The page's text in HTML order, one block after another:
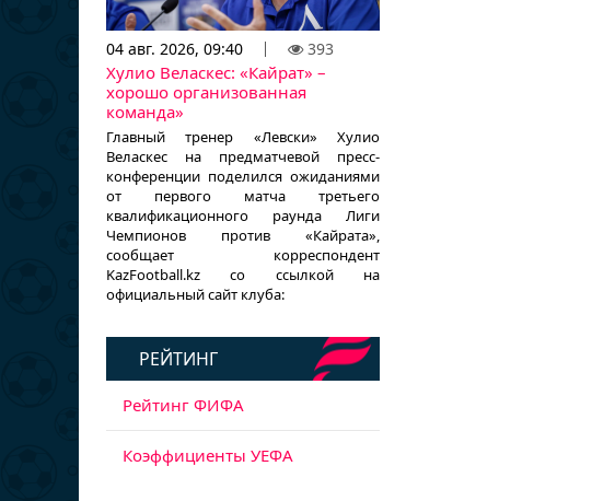
04 авг. 2026, 09:40 393
Хулио Веласкес: «Кайрат» –
хорошо организованная
команда»
Главный тренер «Левски» Хулио
Веласкес на предматчевой пресс-
конференции поделился ожиданиями
от первого матча третьего
квалификационного раунда Лиги
Чемпионов против «Кайрата»,
сообщает корреспондент
KazFootball.kz со ссылкой на
официальный сайт клуба:
РЕЙТИНГ
Рейтинг ФИФА
Коэффициенты УЕФА